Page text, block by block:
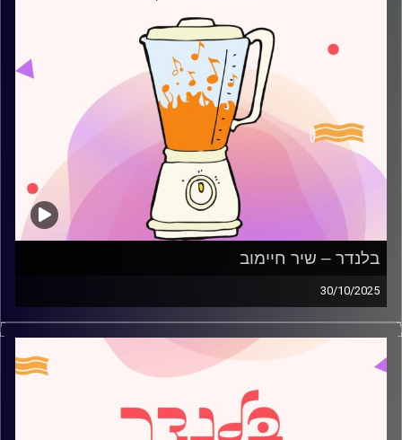
בלנדר – שיר חיימוב
30/10/2025
מוזיקה קצבית חדשה עם שיר חיימוב
קרדיט תמונות:
AudioVersity